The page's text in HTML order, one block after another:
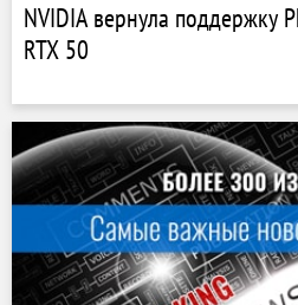
NVIDIA вернула поддержку
RTX 50